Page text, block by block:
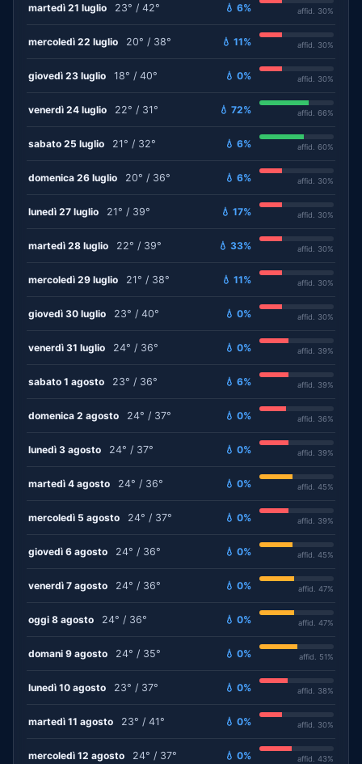
martedì 21 luglio 23° / 42° 💧 6% affid. 30%
mercoledì 22 luglio 20° / 38° 💧 11% affid. 30%
giovedì 23 luglio 18° / 40° 💧 0% affid. 30%
venerdì 24 luglio 22° / 31° 💧 72% affid. 66%
sabato 25 luglio 21° / 32° 💧 6% affid. 60%
domenica 26 luglio 20° / 36° 💧 6% affid. 30%
lunedì 27 luglio 21° / 39° 💧 17% affid. 30%
martedì 28 luglio 22° / 39° 💧 33% affid. 30%
mercoledì 29 luglio 21° / 38° 💧 11% affid. 30%
giovedì 30 luglio 23° / 40° 💧 0% affid. 30%
venerdì 31 luglio 24° / 36° 💧 0% affid. 39%
sabato 1 agosto 23° / 36° 💧 6% affid. 39%
domenica 2 agosto 24° / 37° 💧 0% affid. 36%
lunedì 3 agosto 24° / 37° 💧 0% affid. 39%
martedì 4 agosto 24° / 36° 💧 0% affid. 45%
mercoledì 5 agosto 24° / 37° 💧 0% affid. 39%
giovedì 6 agosto 24° / 36° 💧 0% affid. 45%
venerdì 7 agosto 24° / 36° 💧 0% affid. 47%
oggi 8 agosto 24° / 36° 💧 0% affid. 47%
domani 9 agosto 24° / 35° 💧 0% affid. 51%
lunedì 10 agosto 23° / 37° 💧 0% affid. 38%
martedì 11 agosto 23° / 41° 💧 0% affid. 30%
mercoledì 12 agosto 24° / 37° 💧 0% affid. 43%